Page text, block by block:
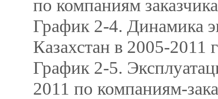
по компаниям
График 2-4. Динамика
Казахстан в 2005-2011
График 2-5.
2011 по компаниям-